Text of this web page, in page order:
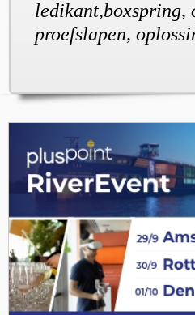
ledikant,boxspring,
proefslapen,